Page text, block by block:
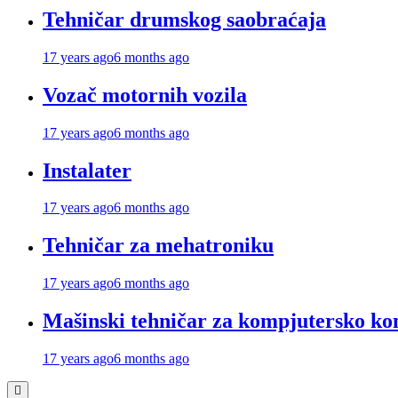
Tehničar drumskog saobraćaja
17 years ago6 months ago
Vozač motornih vozila
17 years ago6 months ago
Instalater
17 years ago6 months ago
Tehničar za mehatroniku
17 years ago6 months ago
Mašinski tehničar za kompjutersko
17 years ago6 months ago